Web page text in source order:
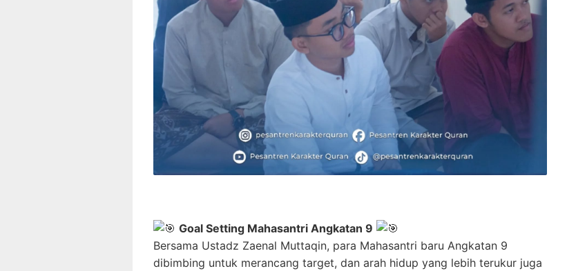
Goal Setting Mahasantri Angkatan 9
Bersama Ustadz Zaenal Muttaqin, para Mahasantri baru Angkatan 9
dibimbing untuk merancang target, dan arah hidup yang lebih terukur juga